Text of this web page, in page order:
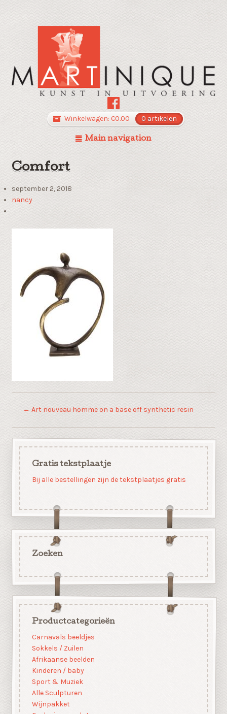
Winkelwagen: €0.00 0 artikelen
Main navigation
Comfort
september 2, 2018
nancy
← Art nouveau homme on a base off synthetic resin
Gratis tekstplaatje
Bij alle bestellingen zijn de tekstplaatjes gratis
Zoeken
Productcategorieën
Carnavals beeldjes
Sokkels / Zuilen
Afrikaanse beelden
Kinderen / baby
Sport & Muziek
Alle Sculpturen
Wijnpakket